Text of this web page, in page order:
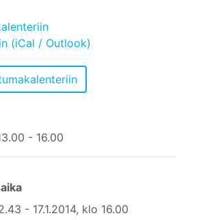
(iCal / Outlook)
- 16.00
- 17.1.2014, klo 16.00